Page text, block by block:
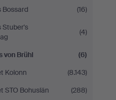
Bossard
(16)
Stuber's
(4)
von Brühl
(6)
Kolonn
(8.143)
STO Bohuslän
(288)